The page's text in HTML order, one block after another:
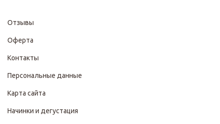
Отзывы
Оферта
Контакты
Персональные данные
Карта сайта
Начинки и дегустация